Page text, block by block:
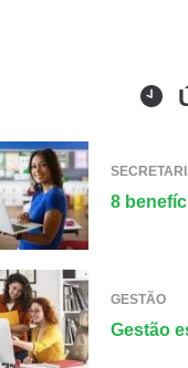
8
GESTÃO
Gestão